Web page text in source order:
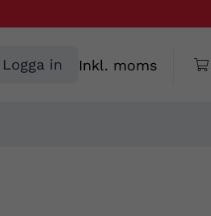
Logga in
Välj